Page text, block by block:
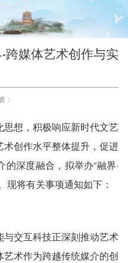
跨媒体艺术创作与实
：
想，积极响应新时代文艺
创作水平整体提升，促进
深度融合，拟举办“融界·
现将有关事项通知如下：
交互科技正深刻推动艺术
术作为跨越传统媒介的创